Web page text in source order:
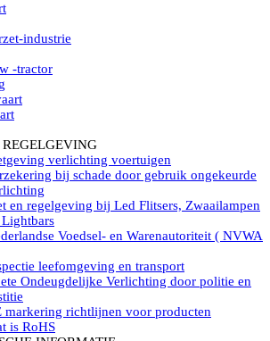
LED werklampen
achteruitrijverlichting
onderbouw achteruitrijlamp
werklamp industrieel
veiligheidsverlichting
werklamp tractor
werklamp ADR
werklamp drukwaterdicht IP69K
werklampen assortiment Tralert
breedstralers Lazer
werklampen in Subcategorieën
work werklamp met accu
work werklamp portable 220V
work werklamp Hybride
lichtslang 220 Volt
work werklamp met statief 220V
light PRO schijnwerpers 220V
High Bay verlichting 220V
Led werkverlichting
Flitsers
industrie
-tractor
verlichting voertuigen
bij schade door gebruik ongekeurde
en regelgeving bij Led Flitsers, Zwaailampen
Lightbars
Voedsel- en Warenautoriteit ( NVWA
leefomgeving en transport
Ondeugdelijke Verlichting door politie en
markering richtlijnen voor producten
is RoHS